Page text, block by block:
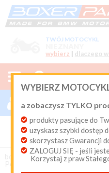
TWÓJ MOTOCYKL
wybierz | dlaczego
WYBIERZ
a zobaczysz TYLKO
produkty pasujące do
uzyskasz szybki dostęp
skorzystasz Gwarancji
ZALOGUJ SIĘ - jeśli
Korzystaj z praw
 
 Nowy klient
Login:
Produkty dopasowane
BMW. Program Rabatowy
lat on-line kurier Inpost
boxer-parts / EKSPLOATACJA
Półsyntetyczne